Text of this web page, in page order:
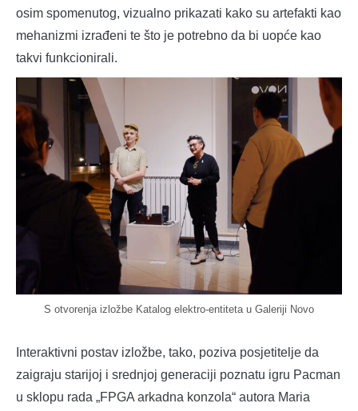
osim spomenutog, vizualno prikazati kako su artefakti kao
mehanizmi izrađeni te što je potrebno da bi uopće kao
takvi funkcionirali.
S otvorenja izložbe Katalog elektro-entiteta u Galeriji Novo
Interaktivni postav izložbe, tako, poziva posjetitelje da
zaigraju starijoj i srednjoj generaciji poznatu igru Pacman
u sklopu rada „FPGA arkadna konzola“ autora Maria